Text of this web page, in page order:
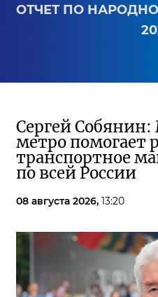
ОТЧЕТ ПО
Сергей
метро помогает
транспортное
по всей России
08 августа 2026, 13:20